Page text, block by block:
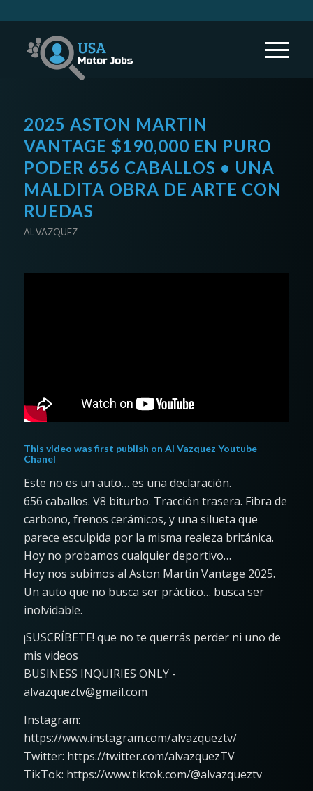
2025 ASTON MARTIN
VANTAGE $190,000 EN PURO
PODER 656 CABALLOS • UNA
MALDITA OBRA DE ARTE CON
RUEDAS
AL VAZQUEZ
This video was first publish on Al Vazquez Youtube
Chanel
Este no es un auto… es una declaración.
656 caballos. V8 biturbo. Tracción trasera. Fibra de
carbono, frenos cerámicos, y una silueta que
parece esculpida por la misma realeza británica.
Hoy no probamos cualquier deportivo…
Hoy nos subimos al Aston Martin Vantage 2025.
Un auto que no busca ser práctico… busca ser
inolvidable.
¡SUSCRÍBETE! que no te querrás perder ni uno de
mis videos
BUSINESS INQUIRIES ONLY -
alvazqueztv@gmail.com
Instagram:
https://www.instagram.com/alvazqueztv/
Twitter: https://twitter.com/alvazquezTV
TikTok: https://www.tiktok.com/@alvazqueztv